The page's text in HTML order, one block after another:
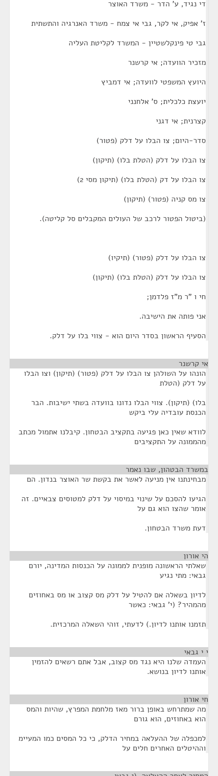
די נגיד, ע' הדר - משרד האוצר
ז' אפיק, אי לקר, גבי אי צמח - משרד האנרגיה והתשתית
גבי טי פינקלשטיין - המשרד לקליטת העליה
מזכיר הוועדה; אי קרשנר
היועץ המשפטי לוועדה; אי דמביץ
יועצת כלכלית; ס' אלחנני
קצרנית; אי דגני
סדר-היום; צו הבלו על דלק (פטור)
צו הבלו על דלק (הטלת בלו) (תיקון)
צו הבלו על דק (הטלת בלו) (תיקון מסי 2)
צו מס קניה (פטור) (תיקון)
(ביטול הפטור לרכב של העולים המקבלים סל קליטה).
צו הבלו על דלק (פטור) (תיקיו)
צו הבלו על דלק (הטלת בלו) (תיקון)
חי ו "ר מ"ז פלדמן;
אני פותה את הישיבה.
הסעיף הראשון בסדר היום הוא - צווי בלו על דלק.
אי קרשנר
הונהו על השולהן צו הבלו על דלק (פטור) (תיקון) וצו הבלו
על דלק (הטלת
בלו) (תיקון). צווי הבלו נדונו בוועדה בשתי ישיבות. הבר
הכנסת עובדיה עלי ביקש
לוודא שאין כאן פגיעה בתקציב הבטחון. קיבלנו אתמול מכתב
מהממונה על התקציבים
במשרד הבטהון, שבו נאמר
מבחינתנו אין מניעה לאשר את בקשת שר האוצר בנדון. הם
הגיעו להסכם על שינוי במיסוי על דלק למטוסים צבאיים. זה
אומר שהצו הוא גם על
דעת משרד הבטחון.
הי אורון
שאלתי הראשונה מופנית לממונה על הכנסות המדינה, יורם
גבאי: מתי נגיע
לדיון בשאלה אם להטיל על דלק מס קצוב או מס באחוזים
מהמהיר? (י' גבאי: כאשר
תזמנו אותנו לדיון.) לדעתי, זוהי השאלה המרכזית.
י י גבאי
העמדה שלנו היא נגד מס קצוב, אבל אתם רשאים להזמין
אותנו לדיון בנושא.
חי אורון
מה שמתרחש באופן ברור מאז מלחמת המפרץ, שהיות והמס
הוא באחוזים, הוא גורם
למכפלה של ההעלאה במחיר הדלק, כי כל המסים כמו המעיימ
וההיטלים האחרים חלים על